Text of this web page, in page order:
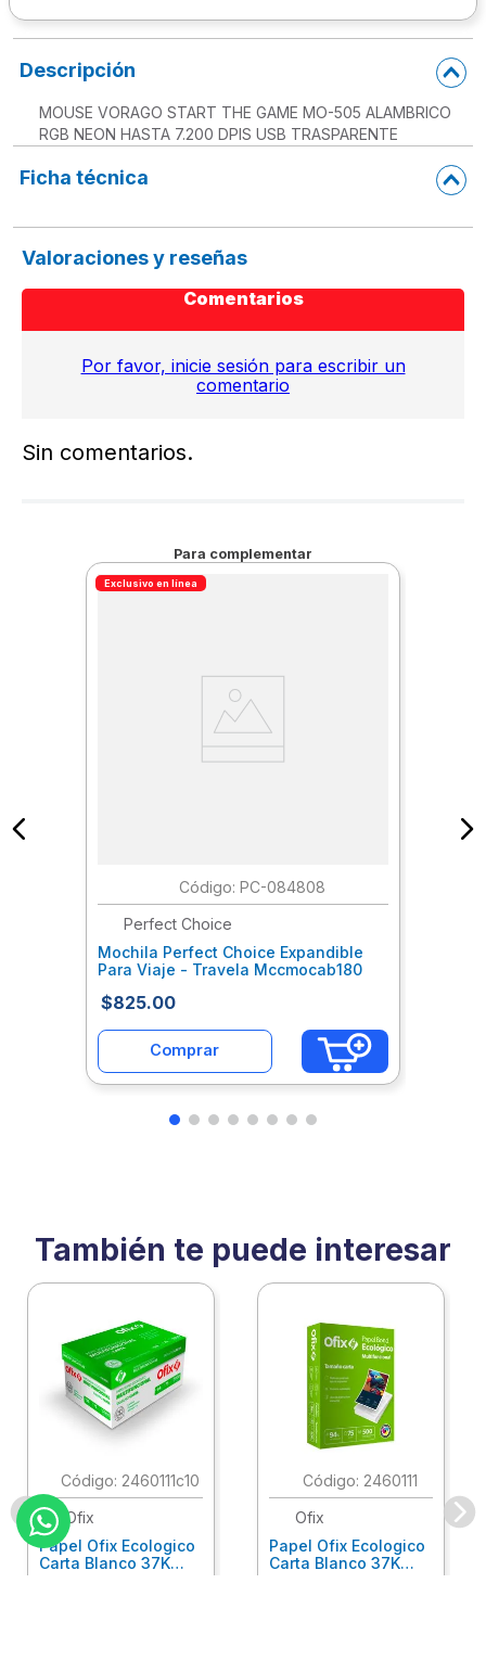
Descripción
MOUSE VORAGO START THE GAME MO-505 ALAMBRICO
RGB NEON HASTA 7.200 DPIS USB TRASPARENTE
Ficha técnica
Valoraciones y reseñas
Comentarios
Por favor, inicie sesión para escribir un
comentario
Sin comentarios.
Para complementar
Exclusivo en línea
: PC-084808
Perfect Choice
Mochila Perfect Choice Expandible
Para Viaje - Travela Mccmocab180
$825.00
Comprar
También te puede interesar
: 2460111c10
Ofix
Papel Ofix Ecologico
Carta Blanco 37K
: 2460111
Ofix
Papel Ofix Ecologico
Carta Blanco 37K